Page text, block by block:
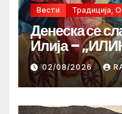
Вести Традиција,
Денеска се
Илија –
02/08/2026